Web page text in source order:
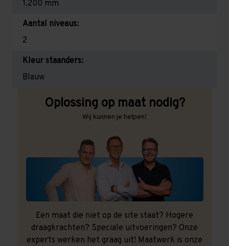
1.200 mm
Aantal niveaus:
2
Kleur staanders:
Blauw
Oplossing op maat nodig?
Wij kunnen je helpen!
Een maat die niet op de site staat? Hogere
draagkrachten? Speciale uitvoeringen? Onze
experts werken het graag uit! Maatwerk is onze